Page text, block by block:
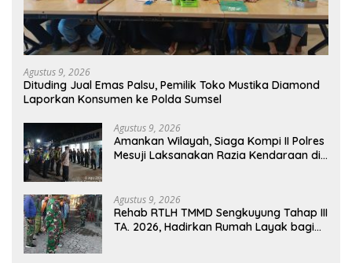
Agustus 9, 2026
Dituding Jual Emas Palsu, Pemilik Toko Mustika Diamond
Laporkan Konsumen ke Polda Sumsel
Agustus 9, 2026
Amankan Wilayah, Siaga Kompi II Polres
Mesuji Laksanakan Razia Kendaraan di
Agustus 9, 2026
Rehab RTLH TMMD Sengkuyung Tahap III
TA. 2026, Hadirkan Rumah Layak bagi